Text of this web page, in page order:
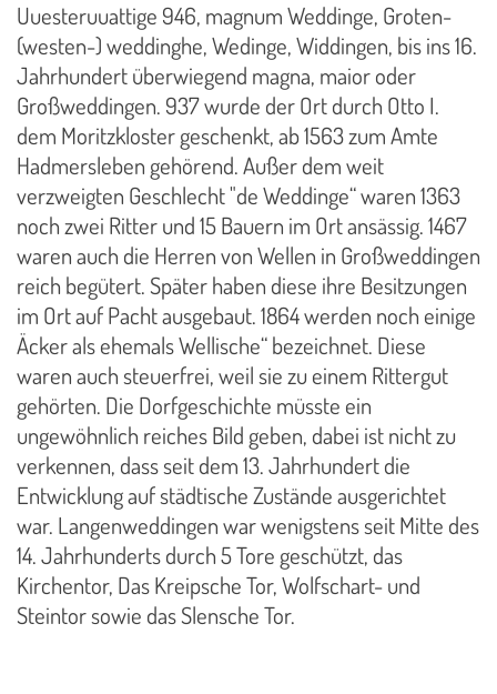
Uuesteruuattige 946, magnum Weddinge, Groten-
(westen-) weddinghe, Wedinge, Widdingen, bis ins 16.
Jahrhundert überwiegend magna, maior oder
Großweddingen. 937 wurde der Ort durch Otto I.
dem Moritzkloster geschenkt, ab 1563 zum Amte
Hadmersleben gehörend. Außer dem weit
verzweigten Geschlecht "de Weddinge“ waren 1363
noch zwei Ritter und 15 Bauern im Ort ansässig. 1467
waren auch die Herren von Wellen in Großweddingen
reich begütert. Später haben diese ihre Besitzungen
im Ort auf Pacht ausgebaut. 1864 werden noch einige
Äcker als ehemals Wellische“ bezeichnet. Diese
waren auch steuerfrei, weil sie zu einem Rittergut
gehörten. Die Dorfgeschichte müsste ein
ungewöhnlich reiches Bild geben, dabei ist nicht zu
verkennen, dass seit dem 13. Jahrhundert die
Entwicklung auf städtische Zustände ausgerichtet
war. Langenweddingen war wenigstens seit Mitte des
14. Jahrhunderts durch 5 Tore geschützt, das
Kirchentor, Das Kreipsche Tor, Wolfschart- und
Steintor sowie das Slensche Tor.